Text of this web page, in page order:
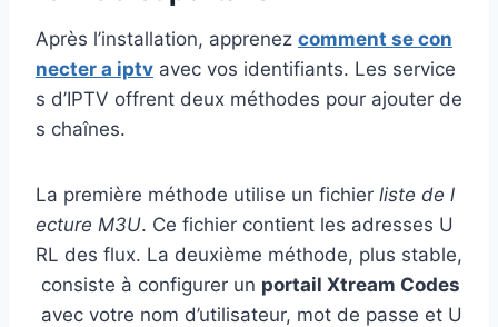
Après l’installation, apprenez comment se con
necter a iptv avec vos identifiants. Les service
s d’IPTV offrent deux méthodes pour ajouter de
s chaînes.
La première méthode utilise un fichier liste de l
ecture M3U. Ce fichier contient les adresses U
RL des flux. La deuxième méthode, plus stable,
consiste à configurer un portail Xtream Codes
avec votre nom d’utilisateur, mot de passe et U